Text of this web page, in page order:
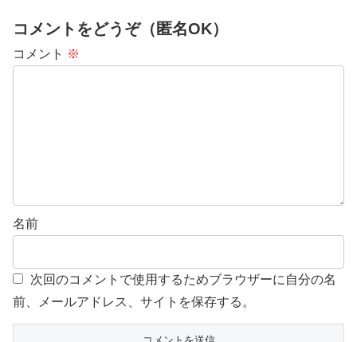
コメントをどうぞ（匿名OK）
コメント ※
名前
次回のコメントで使用するためブラウザーに自分の名
前、メールアドレス、サイトを保存する。